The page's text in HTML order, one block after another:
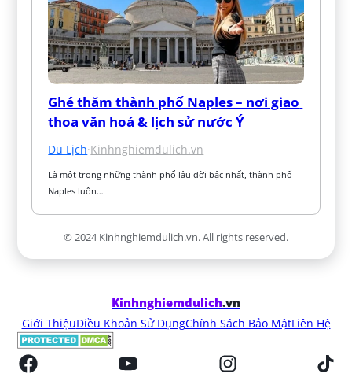
Ghé thăm thành phố Naples – nơi giao
thoa văn hoá & lịch sử nước Ý
Du Lịch·Kinhnghiemdulich.vn
Là một trong những thành phố lâu đời bậc nhất, thành phố
Naples luôn…
© 2024 Kinhnghiemdulich.vn. All rights reserved.
Kinhnghiemdulich.vn
Giới ThiệuĐiều Khoản Sử DụngChính Sách Bảo MậtLiên Hệ